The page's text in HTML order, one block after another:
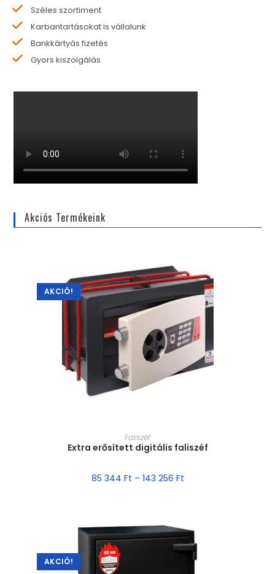
Széles szortiment
Karbantartásokat is vállalunk
Bankkártyás fizetés
Gyors kiszolgálás
Akciós Termékeink
AKCIÓ!
MÉRET VÁLASZTÁSA
Faliszéf
Extra erősített digitális faliszéf
85 344 Ft – 143 256 Ft
AKCIÓ!